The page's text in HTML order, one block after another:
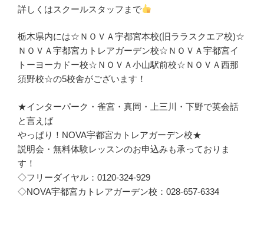
詳しくはスクールスタッフまで
栃木県内には☆ＮＯＶＡ宇都宮本校(旧ララスクエア校)☆
ＮＯＶＡ宇都宮カトレアガーデン校☆ＮＯＶＡ宇都宮イ
トーヨーカドー校☆ＮＯＶＡ小山駅前校☆ＮＯＶＡ西那
須野校☆の5校舎がございます！
★インターパーク・雀宮・真岡・上三川・下野で英会話
と言えば
やっぱり！NOVA宇都宮カトレアガーデン校★
説明会・無料体験レッスンのお申込みも承っておりま
す！
◇フリーダイヤル：0120-324-929
◇NOVA宇都宮カトレアガーデン校：028-657-6334